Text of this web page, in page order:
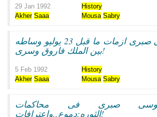
29 Jan 1992
History
Akher Saaa Mousa Sabry
مذكرات موسى صبرى ازمات ما قبل 23 يوليو وساطه
بين الملك فاروق وسرى!
5 Feb 1992
History
Akher Saaa Mousa Sabry
صبرى فى محاكمات
الثوره:دموع..واعترافات!